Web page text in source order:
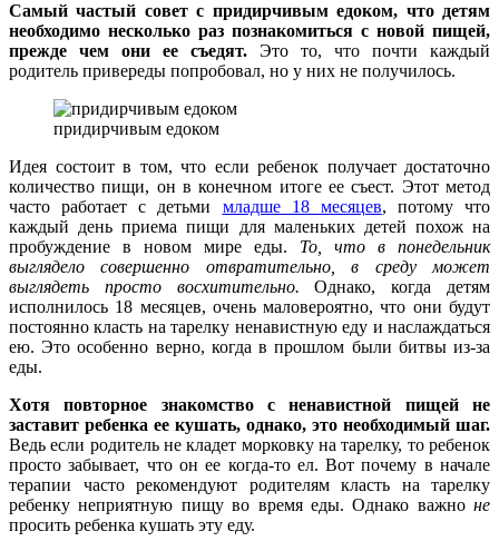
Самый частый совет с придирчивым едоком, что детям
необходимо несколько раз познакомиться с новой пищей,
прежде чем они ее съедят. Это то, что почти каждый
родитель привереды попробовал, но у них не получилось.
придирчивым едоком
Идея состоит в том, что если ребенок получает достаточно
количество пищи, он в конечном итоге ее съест. Этот метод
часто работает с детьми младше 18 месяцев, потому что
каждый день приема пищи для маленьких детей похож на
пробуждение в новом мире еды. То, что в понедельник
выглядело совершенно отвратительно, в среду может
выглядеть просто восхитительно. Однако, когда детям
исполнилось 18 месяцев, очень маловероятно, что они будут
постоянно класть на тарелку ненавистную еду и наслаждаться
ею. Это особенно верно, когда в прошлом были битвы из-за
еды.
Хотя повторное знакомство с ненавистной пищей не
заставит ребенка ее кушать, однако, это необходимый шаг.
Ведь если родитель не кладет морковку на тарелку, то ребенок
просто забывает, что он ее когда-то ел. Вот почему в начале
терапии часто рекомендуют родителям класть на тарелку
ребенку неприятную пищу во время еды. Однако важно не
просить ребенка кушать эту еду.